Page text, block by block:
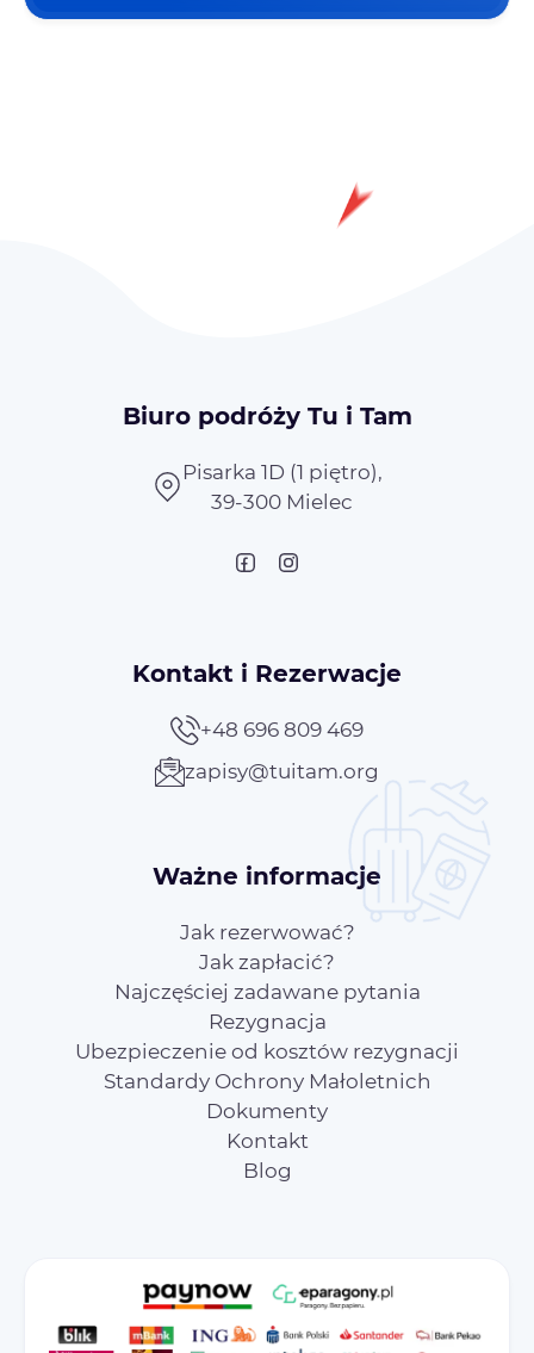
Biuro podróży Tu i Tam
Pisarka 1D (1 piętro),
39-300 Mielec
Kontakt i Rezerwacje
+48 696 809 469
zapisy@tuitam.org
Ważne informacje
Jak rezerwować?
Jak zapłacić?
Najczęściej zadawane pytania
Rezygnacja
Ubezpieczenie od kosztów rezygnacji
Standardy Ochrony Małoletnich
Dokumenty
Kontakt
Blog